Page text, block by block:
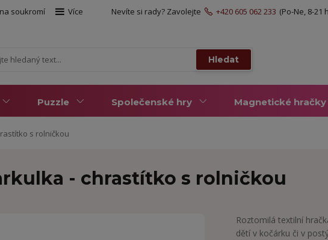
soukromí Více
Hledat
Nevíte si rady? Zavolejte +420 605 062 233 (Po-Ne, 8-21
Puzzle Společenské hry Magnetické hračky
s rolničkou
- chrastítko s rolničkou
Roztomilá textilní
dětí v kočárku či v